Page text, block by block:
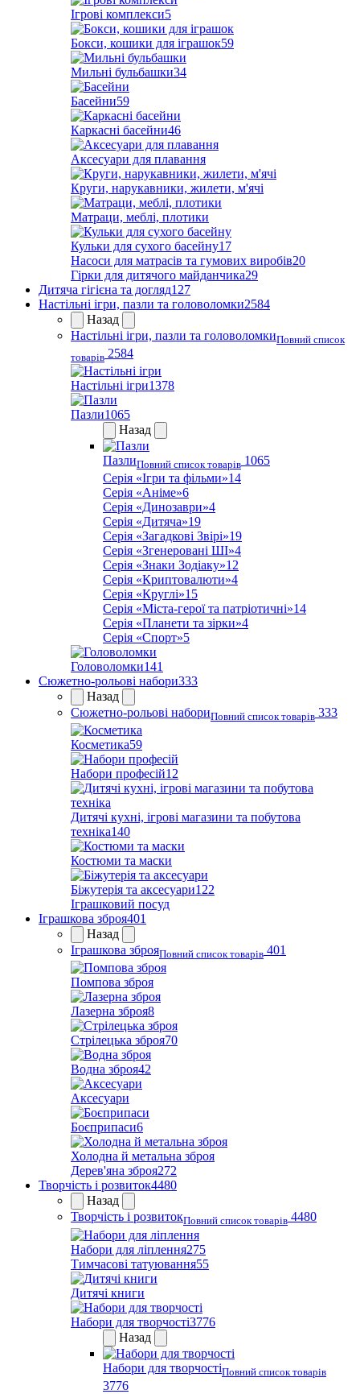
Ігрові комплекси5
Бокси, кошики для іграшок59
Мильні бульбашки34
Басейни59
Каркасні басейни46
Аксесуари для плавання
Круги, нарукавники, жилети, м'ячі
Матраци, меблі, плотики
Кульки для сухого басейну17
Насоси для матрасів та гумових виробів20
Гірки для дитячого майданчика29
Дитяча гігієна та догляд127
Настільні ігри, пазли та головоломки2584
Назад
Настільні ігри, пазли та головоломкиПовний список
товарів 2584
Настільні ігри1378
Пазли1065
Назад
ПазлиПовний список товарів 1065
Серія «Ігри та фільми»14
Серія «Аніме»6
Серія «Динозаври»4
Серія «Дитяча»19
Серія «Загадкові Звірі»19
Серія «Згенеровані ШІ»4
Серія «Знаки Зодіаку»12
Серія «Криптовалюти»4
Серія «Круглі»15
Серія «Міста-герої та патріотичні»14
Серія «Планети та зірки»4
Серія «Спорт»5
Головоломки141
Сюжетно-рольові набори333
Назад
Сюжетно-рольові набориПовний список товарів 333
Косметика59
Набори професій12
Дитячі кухні, ігрові магазини та побутова
техніка140
Костюми та маски
Біжутерія та аксесуари122
Іграшковий посуд
Іграшкова зброя401
Назад
Іграшкова зброяПовний список товарів 401
Помпова зброя
Лазерна зброя8
Стрілецька зброя70
Водна зброя42
Аксесуари
Боєприпаси6
Холодна й метальна зброя
Дерев'яна зброя272
Творчість і розвиток4480
Назад
Творчість і розвитокПовний список товарів 4480
Набори для ліплення275
Тимчасові татуювання55
Дитячі книги
Набори для творчості3776
Назад
Набори для творчостіПовний список товарів
3776